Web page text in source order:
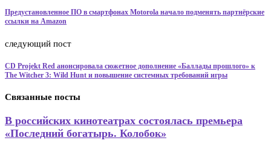
Предустановленное ПО в смартфонах Motorola начало подменять партнёрские
ссылки на Amazon
следующий пост
CD Projekt Red анонсировала сюжетное дополнение «Баллады прошлого» к
The Witcher 3: Wild Hunt и повышение системных требований игры
Связанные посты
В российских кинотеатрах состоялась премьера
«Последний богатырь. Колобок»